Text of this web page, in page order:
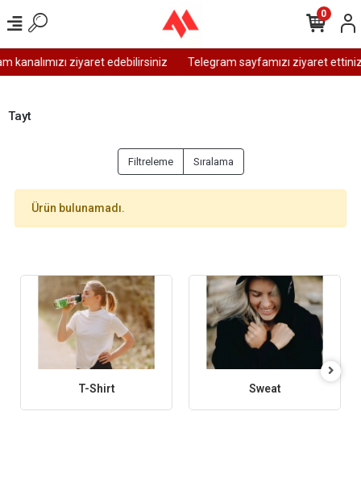
kanalımızı ziyaret edebilirsiniz Telegram sayfamızı ziyaret
0
Tayt
Filtreleme Sıralama
Ürün bulunamadı.
T-Shirt Sweat